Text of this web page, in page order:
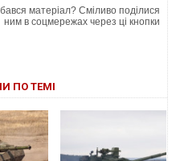
матеріал? Сміливо поділися
ним в соцмережах через ці кнопки
ПО ТЕМІ